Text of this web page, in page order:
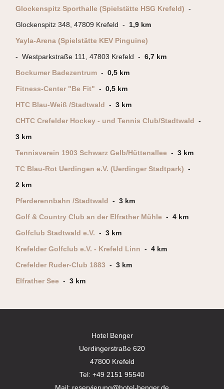
Glockenspitz Sporthalle (Spielstätte HSG Krefeld) -
Glockenspitz 348, 47809 Krefeld - 1,9 km
Yayla-Arena (Spielstätte KEV Pinguine)
- Westparkstraße 111, 47803 Krefeld - 6,7 km
Bockumer Badezentrum- 0,5 km
Fitness-Center "Be Fit" - 0,5 km
HTC Blau-Weiß /Stadtwald - 3 km
CHTC Crefelder Hockey - und Tennis Club/Stadtwald -
3 km
Tennisverein 1903 Schwarz Gelb/Hüttenallee- 3 km
TC Blau-Rot Uerdingen e.V. (Uerdinger Stadtpark) -
2 km
Pferderennbahn /Stadtwald - 3 km
Golf & Country Club an der Elfrather Mühle- 4 km
Golfclub Stadtwald e.V. - 3 km
Krefelder Golfclub e.V. - Krefeld Linn - 4 km
Crefelder Ruder-Club 1883 - 3 km
Elfrather See- 3 km
Hotel Benger
Uerdingerstraße 620
47800 Krefeld
Tel: +49 2151 95540